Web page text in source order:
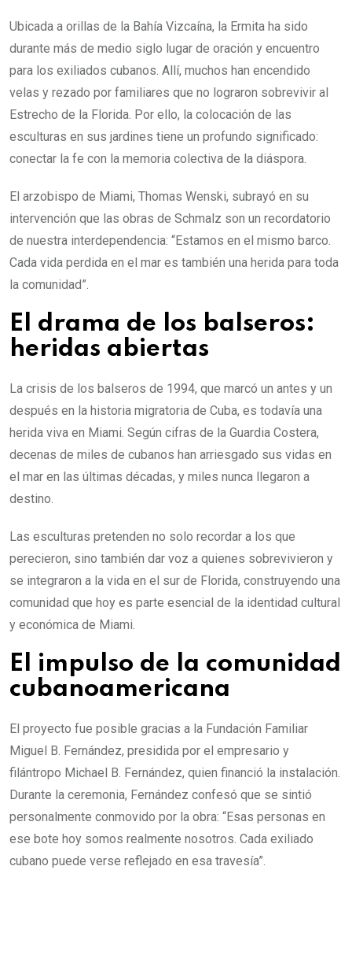
Ubicada a orillas de la Bahía Vizcaína, la Ermita ha sido
durante más de medio siglo lugar de oración y encuentro
para los exiliados cubanos. Allí, muchos han encendido
velas y rezado por familiares que no lograron sobrevivir al
Estrecho de la Florida. Por ello, la colocación de las
esculturas en sus jardines tiene un profundo significado:
conectar la fe con la memoria colectiva de la diáspora.
El arzobispo de Miami, Thomas Wenski, subrayó en su
intervención que las obras de Schmalz son un recordatorio
de nuestra interdependencia: “Estamos en el mismo barco.
Cada vida perdida en el mar es también una herida para toda
la comunidad”.
El drama de los balseros:
heridas abiertas
La crisis de los balseros de 1994, que marcó un antes y un
después en la historia migratoria de Cuba, es todavía una
herida viva en Miami. Según cifras de la Guardia Costera,
decenas de miles de cubanos han arriesgado sus vidas en
el mar en las últimas décadas, y miles nunca llegaron a
destino.
Las esculturas pretenden no solo recordar a los que
perecieron, sino también dar voz a quienes sobrevivieron y
se integraron a la vida en el sur de Florida, construyendo una
comunidad que hoy es parte esencial de la identidad cultural
y económica de Miami.
El impulso de la comunidad
cubanoamericana
El proyecto fue posible gracias a la Fundación Familiar
Miguel B. Fernández, presidida por el empresario y
filántropo Michael B. Fernández, quien financió la instalación.
Durante la ceremonia, Fernández confesó que se sintió
personalmente conmovido por la obra: “Esas personas en
ese bote hoy somos realmente nosotros. Cada exiliado
cubano puede verse reflejado en esa travesía”.